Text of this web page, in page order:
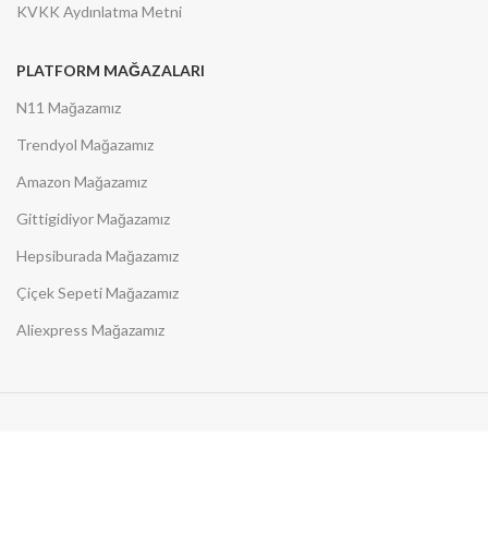
KVKK Aydınlatma Metni
PLATFORM MAĞAZALARI
N11 Mağazamız
Trendyol Mağazamız
Amazon Mağazamız
Gittigidiyor Mağazamız
Hepsiburada Mağazamız
Çiçek Sepeti Mağazamız
Aliexpress Mağazamız